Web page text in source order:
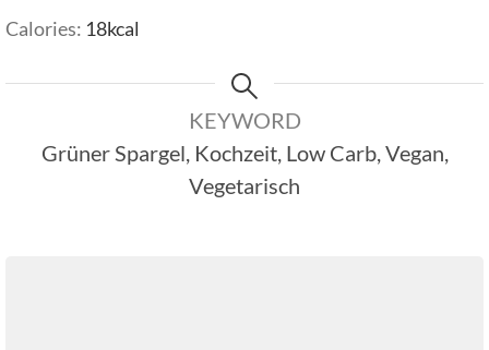
Calories: 18kcal
KEYWORD
Grüner Spargel, Kochzeit, Low Carb, Vegan,
Vegetarisch